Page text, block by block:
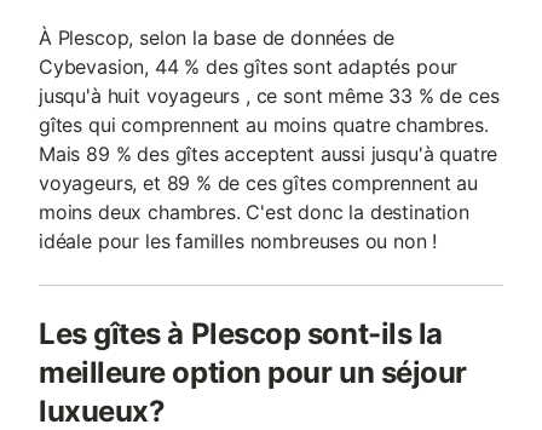
À Plescop, selon la base de données de
Cybevasion, 44 % des gîtes sont adaptés pour
jusqu'à huit voyageurs , ce sont même 33 % de ces
gîtes qui comprennent au moins quatre chambres.
Mais 89 % des gîtes acceptent aussi jusqu'à quatre
voyageurs, et 89 % de ces gîtes comprennent au
moins deux chambres. C'est donc la destination
idéale pour les familles nombreuses ou non !
Les gîtes à Plescop sont-ils la
meilleure option pour un séjour
luxueux?